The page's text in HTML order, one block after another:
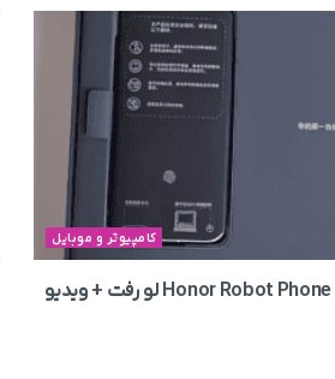
کامپیوتر و موبایل